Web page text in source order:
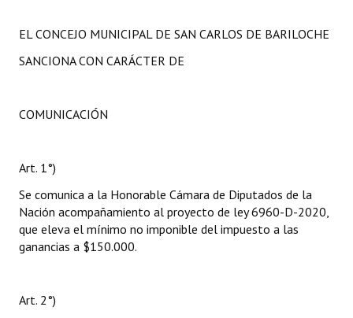
EL CONCEJO MUNICIPAL DE SAN CARLOS DE BARILOCHE
SANCIONA CON CARÁCTER DE
COMUNICACIÓN
Art. 1°)
Se comunica a la Honorable Cámara de Diputados de la
Nación acompañamiento al proyecto de ley 6960-D-2020,
que eleva el mínimo no imponible del impuesto a las
ganancias a $150.000.
Art. 2°)